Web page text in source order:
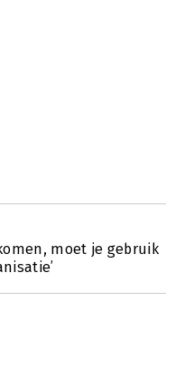
moet je gebruik